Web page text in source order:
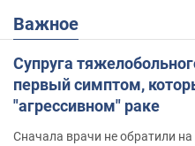
Важное
Супруга
первый симптом,
"агрессивном" раке
Сначала врачи не обратили